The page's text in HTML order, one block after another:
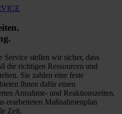
Service stellen wir sicher, dass
die richtigen Ressourcen und
Sie zahlen eine feste
Ihnen dafür einen
Annahme- und Reaktionszeiten.
erarbeiteten Maßnahmenplan
Zeit.